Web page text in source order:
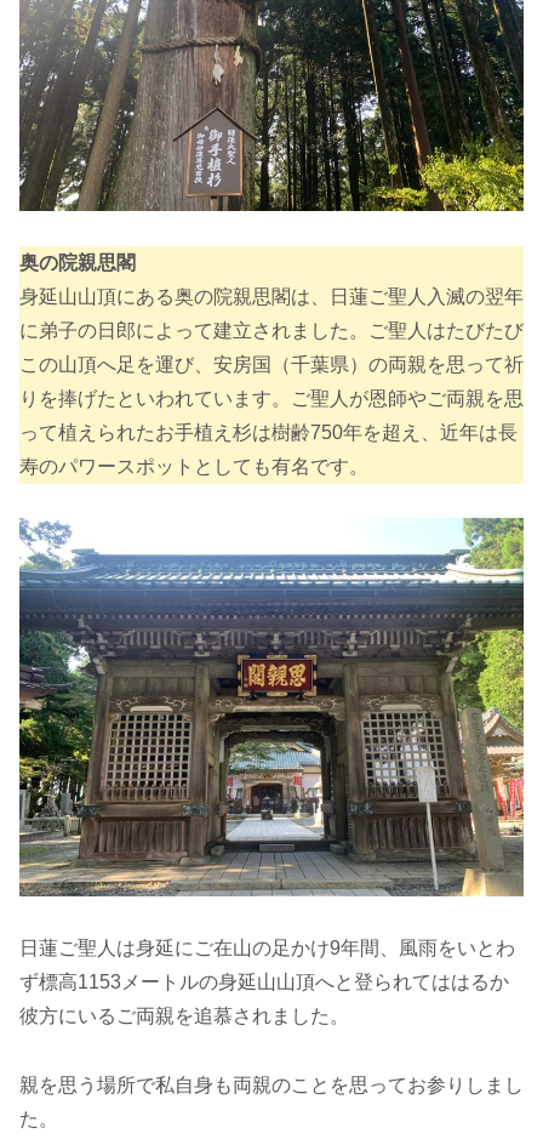
奥の院親思閣
身延山山頂にある奥の院親思閣は、日蓮ご聖人入滅の翌年
に弟子の日郎によって建立されました。ご聖人はたびたび
この山頂へ足を運び、安房国（千葉県）の両親を思って祈
りを捧げたといわれています。ご聖人が恩師やご両親を思
って植えられたお手植え杉は樹齢750年を超え、近年は長
寿のパワースポットとしても有名です。
日蓮ご聖人は身延にご在山の足かけ9年間、風雨をいとわ
ず標高1153メートルの身延山山頂へと登られてははるか
彼方にいるご両親を追慕されました。
親を思う場所で私自身も両親のことを思ってお参りしまし
た。